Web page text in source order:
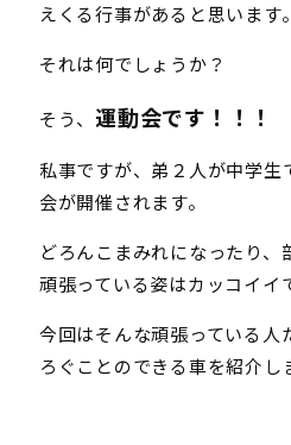
えくる行事があると思います。
それは何でしょうか？
そう、 運動会です！
私事ですが、弟２人が中学生
会が開催されます。
どろんこまみれになったり
頑張っている姿はカッコイイ
今回はそんな頑張っている人
ろぐことのできる車を紹介し